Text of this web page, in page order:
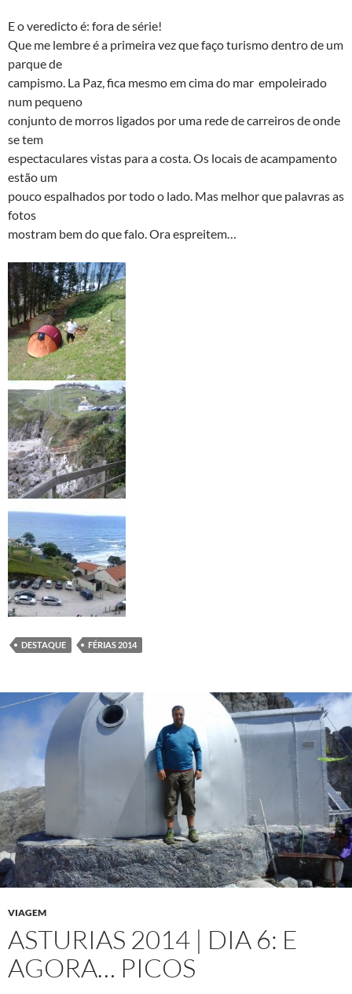
E o veredicto é: fora de série!
Que me lembre é a primeira vez que faço turismo dentro de um
parque de
campismo. La Paz, fica mesmo em cima do mar empoleirado
num pequeno
conjunto de morros ligados por uma rede de carreiros de onde
se tem
espectaculares vistas para a costa. Os locais de acampamento
estão um
pouco espalhados por todo o lado. Mas melhor que palavras as
fotos
mostram bem do que falo. Ora espreitem…
DESTAQUE FÉRIAS 2014
VIAGEM
ASTURIAS 2014 | DIA 6: E
AGORA… PICOS